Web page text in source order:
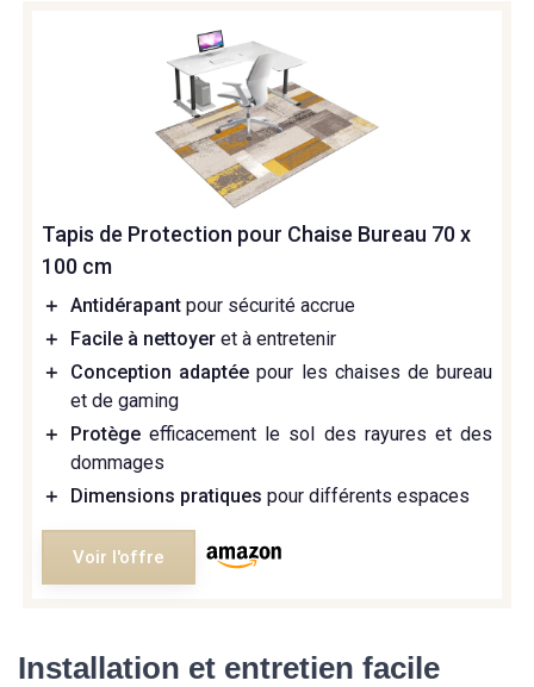
Tapis de Protection pour Chaise Bureau 70 x
100 cm
＋ Antidérapant pour sécurité accrue
＋
Facile à nettoyer et à entretenir
＋
Conception adaptée pour les chaises de bureau
et de gaming
＋
Protège efficacement le sol des rayures et des
dommages
＋
Dimensions pratiques pour différents espaces
Voir l'offre
Installation et entretien facile